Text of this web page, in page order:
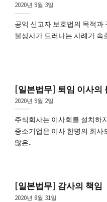
2020년 9월 3일
공익 신고자 보호법의 목적과
불상사가 드러나는 사례가 속
[일본법무] 퇴임 이사의
2020년 9월 2일
주식회사는 이사회를 설치하
중소기업은 이사 한명의 회
많은..
[일본법무] 감사의 책임
2020년 8월 31일